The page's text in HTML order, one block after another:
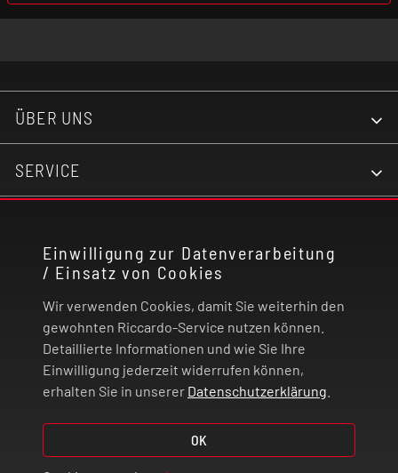
Einwilligung zur Datenverarbeitung
/ Einsatz von Cookies
Wir verwenden Cookies, damit Sie weiterhin den
gewohnten Riccardo-Service nutzen können.
Detaillierte Informationen und wie Sie Ihre
Einwilligung jederzeit widerrufen können,
erhalten Sie in unserer Datenschutzerklärung
OK
Airflow: Top
Watt)
Meshed Z Coil - Verdampferkopf 0,4 Ohm (50-60
Watt)
ÜBER UNS
SERVICE
RECHTLICHES
ZAHLUNG UND VERSAND
VERTRAG WIDERRUFEN
© 2026 | Riccardo Onlinestore GmbH